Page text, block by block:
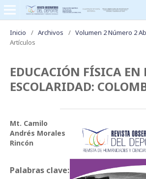
Inicio / Archivos / Volumen 2 Número 2
Artículos
EDUCACIÓN FÍSICA EN
ESCOLARIDAD:
Mt. Camilo
Andrés Morales
Rincón
Palabras clave: